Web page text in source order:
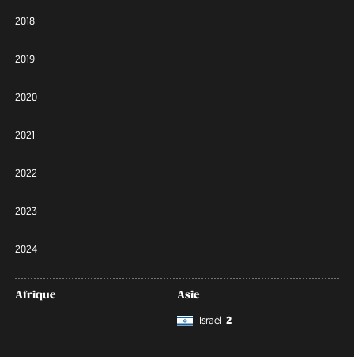
2018
2019
2020
2021
2022
2023
2024
Afrique
Asie
Israël 2